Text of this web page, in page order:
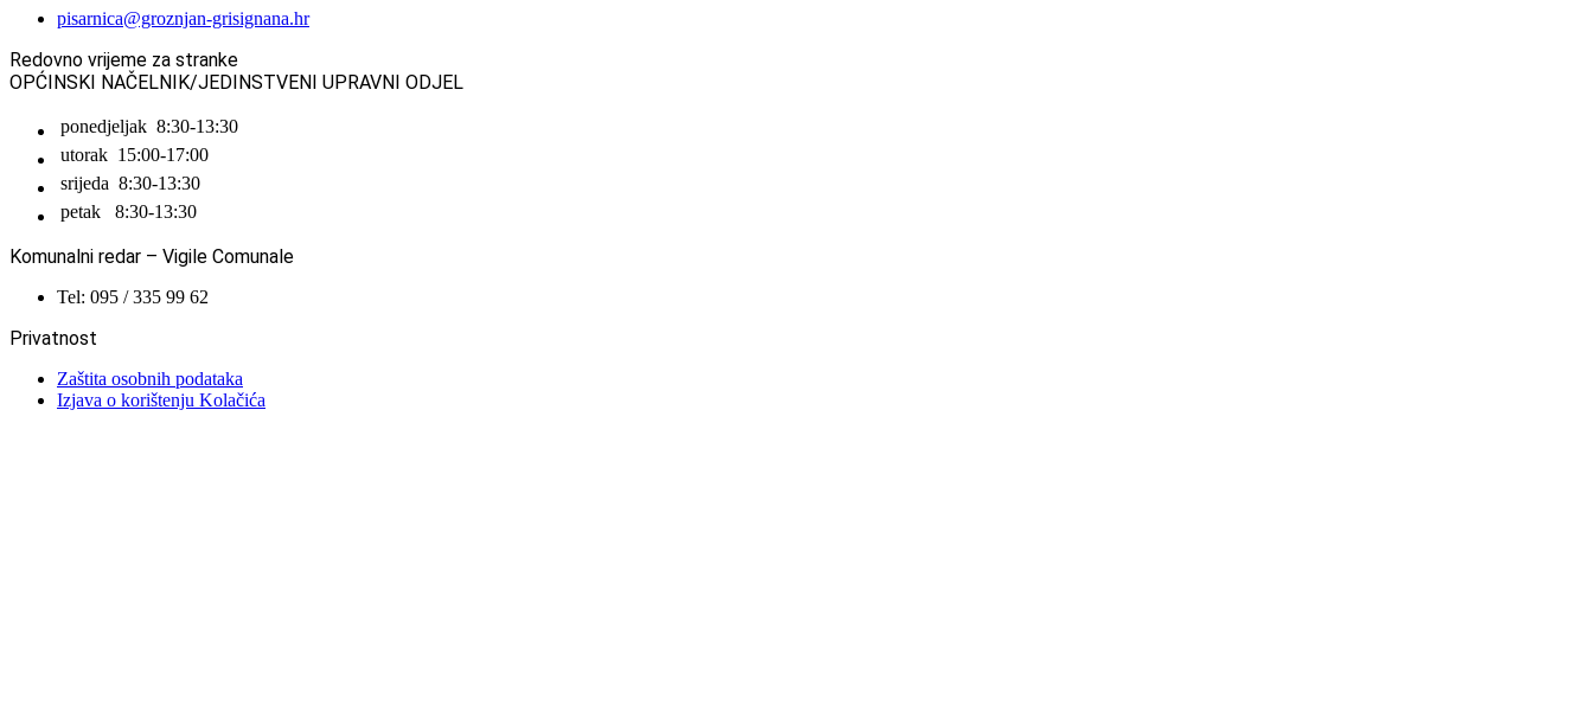
pisarnica@groznjan-grisignana.hr
Redovno vrijeme za stranke
OPĆINSKI NAČELNIK/JEDINSTVENI UPRAVNI ODJEL
ponedjeljak 8:30-13:30
utorak 15:00-17:00
srijeda 8:30-13:30
petak
8:30-13:30
Komunalni redar – Vigile Comunale
Tel: 095 / 335 99 62
Privatnost
Zaštita osobnih podataka
Izjava o korištenju Kolačića